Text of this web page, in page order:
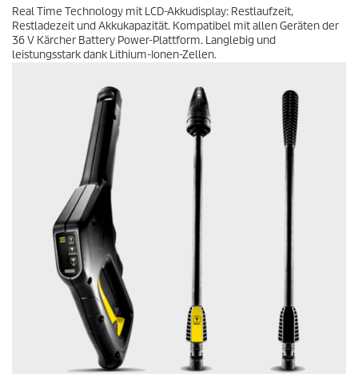
Real Time Technology mit LCD-Akkudisplay: Restlaufzeit,
Restladezeit und Akkukapazität. Kompatibel mit allen Geräten der
36 V Kärcher Battery Power-Plattform. Langlebig und
leistungsstark dank Lithium-Ionen-Zellen.